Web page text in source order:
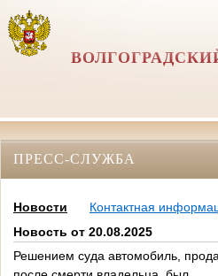
ПРЕСС-СЛУЖБА
Новости
Контактная
Новость от 20.08.2025
Решением суда автомобиль,